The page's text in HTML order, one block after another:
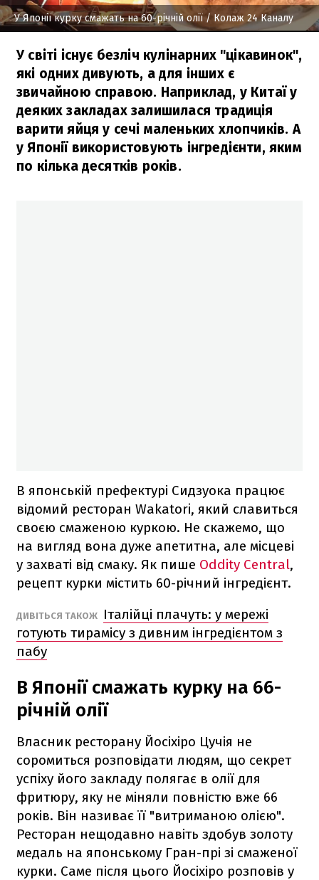
У Японії курку смажать на 60-річній олії/ Колаж 24 Каналу
У світі існує безліч кулінарних "цікавинок",
які одних дивують, а для інших є
звичайною справою. Наприклад, у Китаї у
деяких закладах залишилася традиція
варити яйця у сечі маленьких хлопчиків. А
у Японії використовують інгредієнти, яким
по кілька десятків років.
В японській префектурі Сидзуока працює
відомий ресторан Wakatori, який славиться
своєю смаженою куркою. Не скажемо, що
на вигляд вона дуже апетитна, але місцеві
у захваті від смаку. Як пише Oddity Central,
рецепт курки містить 60-річний інгредієнт.
ДИВІТЬСЯ ТАКОЖ
Італійці плачуть: у мережі
готують тирамісу з дивним інгредієнтом з
пабу
В Японії смажать курку на 66-
річній олії
Власник ресторану Йосіхіро Цучія не
соромиться розповідати людям, що секрет
успіху його закладу полягає в олії для
фритюру, яку не міняли повністю вже 66
років. Він називає її "витриманою олією".
Ресторан нещодавно навіть здобув золоту
медаль на японському Гран-прі зі смаженої
курки. Саме після цього Йосіхіро розповів у